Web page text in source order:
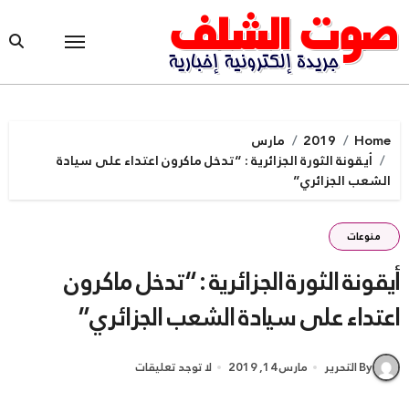
to
content
Home
2019
مارس
أيقونة الثورة الجزائرية : “تدخل ماكرون اعتداء على سيادة
الشعب الجزائري”
منوعات
أيقونة الثورة الجزائرية : “تدخل ماكرون
اعتداء على سيادة الشعب الجزائري”
By التحرير مارس 14, 2019 لا توجد تعليقات